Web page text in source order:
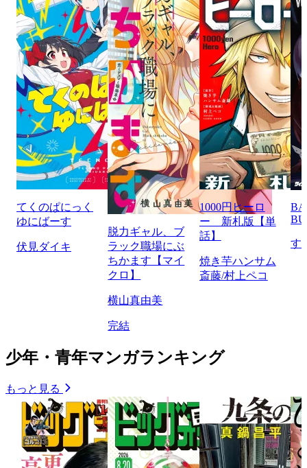
てくのぱにっく
ゆにばーす
伏見ダイキ
脱力ギャル、ブ
ラック職場にぶ
ちかます【マイ
クロ】
横山真由美
完結
1000円ヒーロ
ー 新札版【単
話】
焼き芋ハンサム
斎藤/村上ペコ
す
少年・青年マンガランキング
もっと見る